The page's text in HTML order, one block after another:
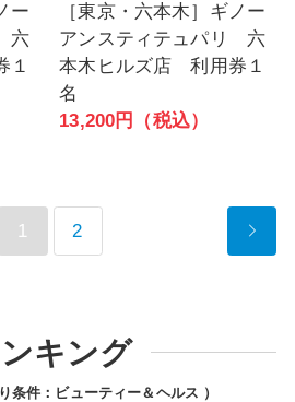
ー
六
１
［東京・六本木］ギノー
アンスティテュパリ 六
本木ヒルズ店 利用券１
名
13,200円（税込）
1 2
キング
条件： ビューティー＆ヘルス ）